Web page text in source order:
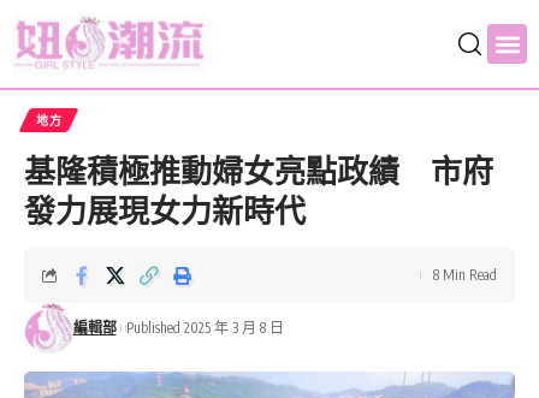
地方
基隆積極推動婦女亮點政績 市府
發力展現女力新時代
編輯部 Published 2025 年 3 月 8 日
8 Min Read